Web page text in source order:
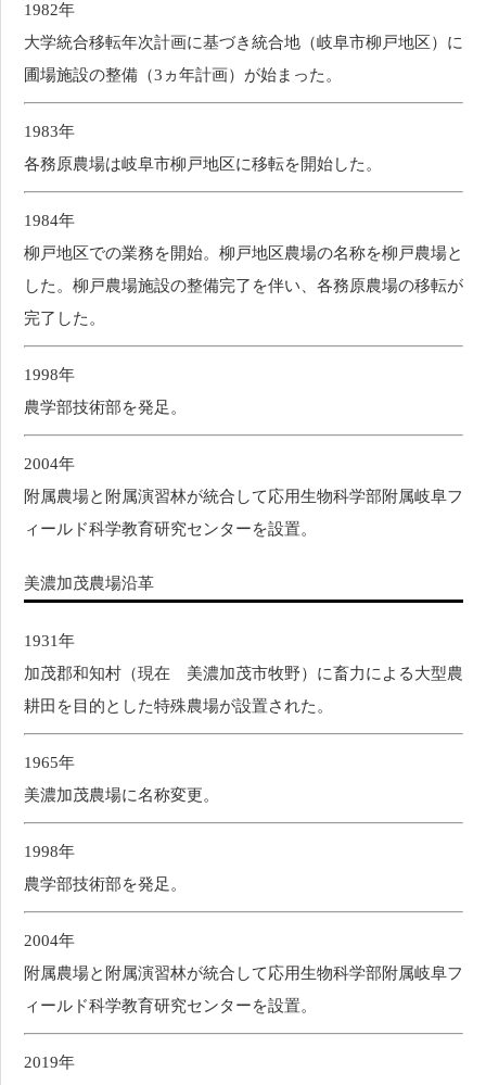
1982年
大学統合移転年次計画に基づき統合地（岐阜市柳戸地区）に
圃場施設の整備（3ヵ年計画）が始まった。
1983年
各務原農場は岐阜市柳戸地区に移転を開始した。
1984年
柳戸地区での業務を開始。柳戸地区農場の名称を柳戸農場と
した。柳戸農場施設の整備完了を伴い、各務原農場の移転が
完了した。
1998年
農学部技術部を発足。
2004年
附属農場と附属演習林が統合して応用生物科学部附属岐阜フ
ィールド科学教育研究センターを設置。
美濃加茂農場沿革
1931年
加茂郡和知村（現在 美濃加茂市牧野）に畜力による大型農
耕田を目的とした特殊農場が設置された。
1965年
美濃加茂農場に名称変更。
1998年
農学部技術部を発足。
2004年
附属農場と附属演習林が統合して応用生物科学部附属岐阜フ
ィールド科学教育研究センターを設置。
2019年